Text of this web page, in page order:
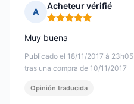
A
Acheteur vérifié
Nota: 5 de 5
Publicado el 18/11/2017 à 23h05
tras una compra de 10/11/2017
Muy buena
Opinión traducida